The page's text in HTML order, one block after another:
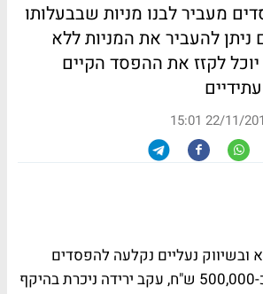
מעביר לבנו מניות שבבעלותו
להעביר את המניות ללא
לקזז את ההפסד הקיים
22/11/2011
ובשיווק נעליים נקלעה להפסדים
מצטברים בסך של כ-500,000 ש"ח, עקב ירידה ניכרת בהיקף